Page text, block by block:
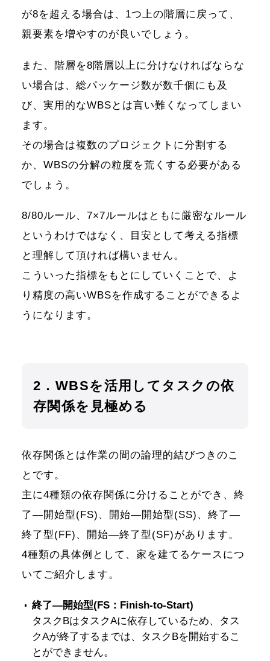
が8を超える場合は、1つ上の階層に戻って、
親要素を増やすのが良いでしょう。
また、階層を8階層以上に分けなければならな
い場合は、総パッケージ数が数千個にも及
び、実用的なWBSとは言い難くなってしまい
ます。
その場合は複数のプロジェクトに分割する
か、WBSの分解の粒度を荒くする必要がある
でしょう。
8/80ルール、7×7ルールはともに厳密なルール
というわけではなく、目安として考える指標
と理解して頂ければ構いません。
こういった指標をもとにしていくことで、よ
り精度の高いWBSを作成することができるよ
うになります。
2．WBSを活用してタスクの依
存関係を見極める
依存関係とは作業の間の論理的結びつきのこ
とです。
主に4種類の依存関係に分けることができ、終
了―開始型(FS)、開始―開始型(SS)、終了―
終了型(FF)、開始―終了型(SF)があります。
4種類の具体例として、家を建てるケースにつ
いてご紹介します。
終了―開始型(FS：Finish-to-Start)
タスクBはタスクAに依存しているため、タス
クAが終了するまでは、タスクBを開始するこ
とができません。